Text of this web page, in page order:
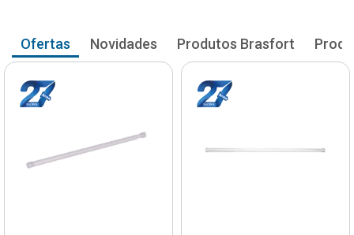
Ofertas Novidades Produtos Brasfort